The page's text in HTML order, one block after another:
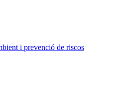
i prevenció de riscos